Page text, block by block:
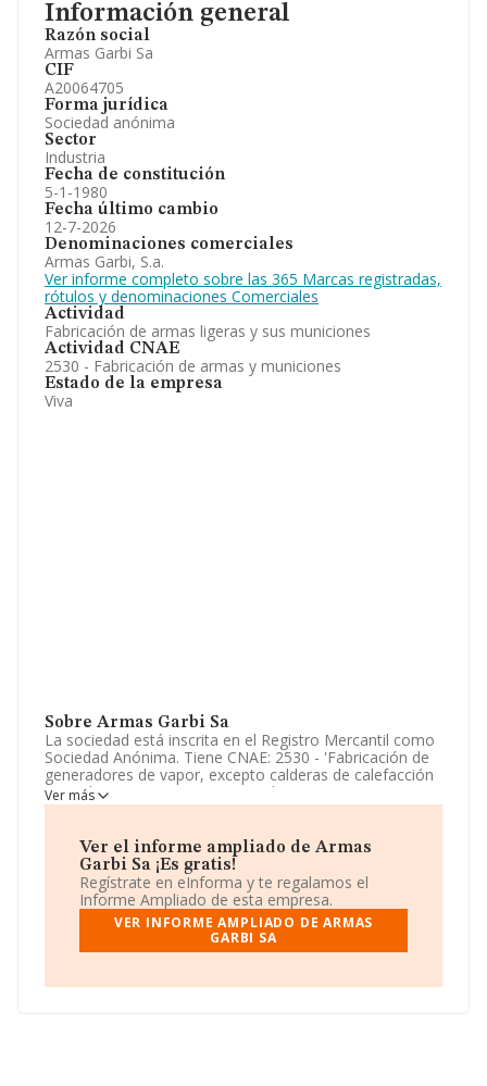
Información general
Razón social
Armas Garbi Sa
CIF
A20064705
Forma jurídica
Sociedad anónima
Sector
Industria
Fecha de constitución
5-1-1980
Fecha último cambio
12-7-2026
Denominaciones comerciales
Armas Garbi, S.a.
Ver informe completo sobre las 365 Marcas registradas,
rótulos y denominaciones Comerciales
Actividad
Fabricación de armas ligeras y sus municiones
Actividad CNAE
2530 - Fabricación de armas y municiones
Estado de la empresa
Viva
Sobre Armas Garbi Sa
La sociedad está inscrita en el Registro Mercantil como
Sociedad Anónima. Tiene CNAE: 2530 - 'Fabricación de
generadores de vapor, excepto calderas de calefacción
central'. La empresa es exportadora.
Comisión, de 6 de mayo de 2003, sobre la definición de
microempresas, pequeñas y medianas empresas, la
compañía se encuadra como microempresa. Ha
contado con el mismo número de empleados y
teniendo en cuenta la información disponible en
INFORMA, ha dispuesto de un número de empleados
por debajo de la media de sector.
Dentro del ranking de empresas elaborado por
Ver más
Ver el informe ampliado de Armas
Garbi Sa ¡Es gratis!
Regístrate en eInforma y te regalamos el
Informe Ampliado de esta empresa.
VER INFORME AMPLIADO DE ARMAS
GARBI SA